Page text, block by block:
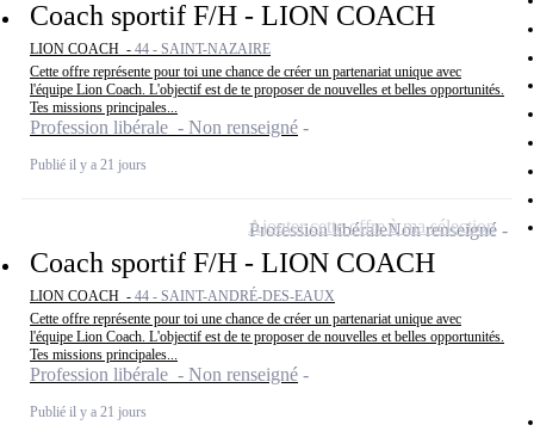
Coach sportif F/H - LION COACH
LION COACH - 44 - SAINT-NAZAIRE
Cette offre représente pour toi une chance de créer un partenariat unique avec
l'équipe Lion Coach. L'objectif est de te proposer de nouvelles et belles opportunités.
Tes missions principales...
Profession libérale - Non renseigné
Publié il y a 21 jours
Coach sportif F/H - LION COACH
LION COACH - 44 - SAINT-ANDRÉ-DES-EAUX
Cette offre représente pour toi une chance de créer un partenariat unique avec
l'équipe Lion Coach. L'objectif est de te proposer de nouvelles et belles opportunités.
Tes missions principales...
Profession libérale - Non renseigné
Publié il y a 21 jours
Profession libéraleNon renseigné
Ajouter cette offre à ma sélection